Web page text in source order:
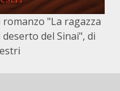
"La ragazza
del Sinai", di